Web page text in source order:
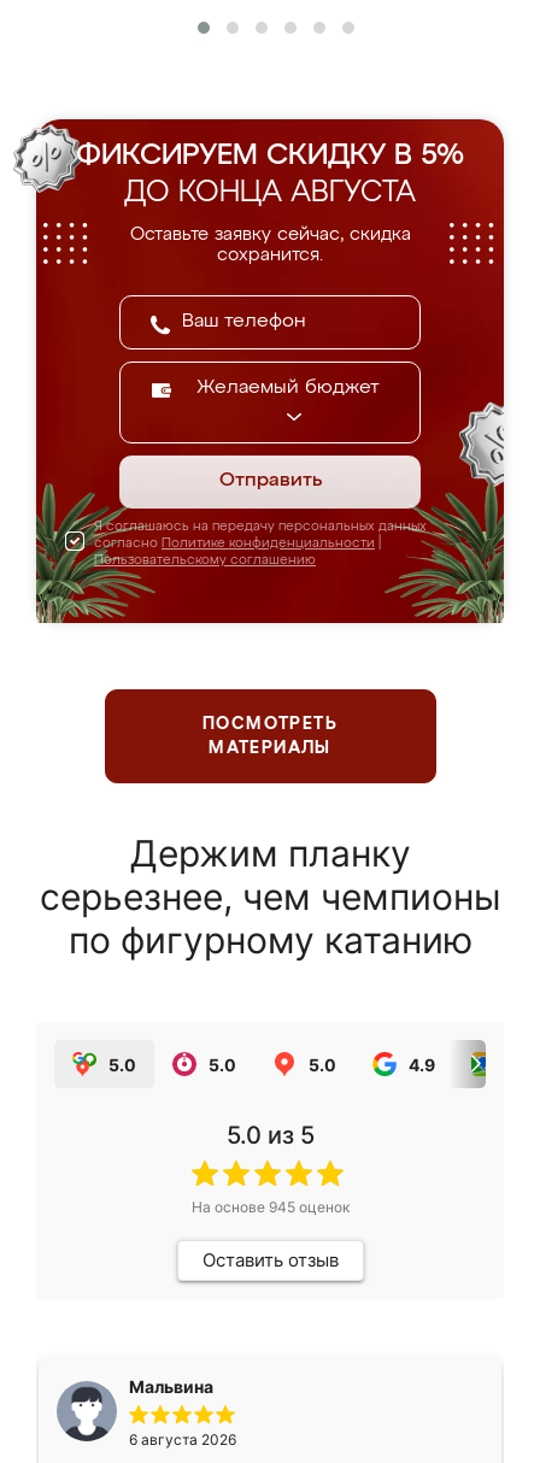
ФИКСИРУЕМ СКИДКУ В 5%
ДО КОНЦА АВГУСТА
Оставьте заявку сейчас, скидка
сохранится.
Желаемый бюджет
Отправить
Я соглашаюсь на передачу персональных данных
согласно Политике конфиденциальности
Пользовательскому соглашению
ПОСМОТРЕТЬ
МАТЕРИАЛЫ
Держим планку
серьезнее, чем чемпионы
по фигурному катанию
5.0 5.0 5.0 4.9
5.0 из 5
На основе 945оценок
Оставить отзыв
Мальвина
6 августа 2026